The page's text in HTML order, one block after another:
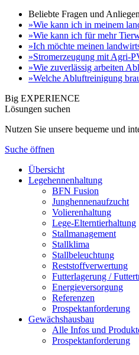
Beliebte Fragen und
»Wie kann ich in meinem
»Wie kann ich für mehr
»Ich möchte meinen
»Stromerzeugung mit Agri-
»Wie zuverlässig arbeiten
»Welche Abluftreinigung
Big EXPERIENCE
Lösungen suchen
Nutzen Sie unsere bequeme und
Suche öffnen
Übersicht
Legehennenhaltung
BFN Fusion
Junghennenaufzucht
Volierenhaltung
Lege-Elterntierhaltung
Stallmanagement
Stallklima
Stallbeleuchtung
Reststoffverwertung
Futterlagerung /
Energieversorgung
Referenzen
Prospektanforderung
Gewächshausbau
Alle Infos und
Prospektanforderung